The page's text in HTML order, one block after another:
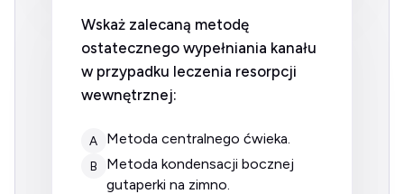
Wskaż zalecaną metodę
ostatecznego wypełniania kanału
w przypadku leczenia resorpcji
wewnętrznej:
A metoda centralnego ćwieka.
B
metoda kondensacji bocznej
gutaperki na zimno.